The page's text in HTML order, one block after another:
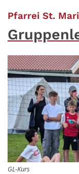
Pfarrei St.
GL-Kurs